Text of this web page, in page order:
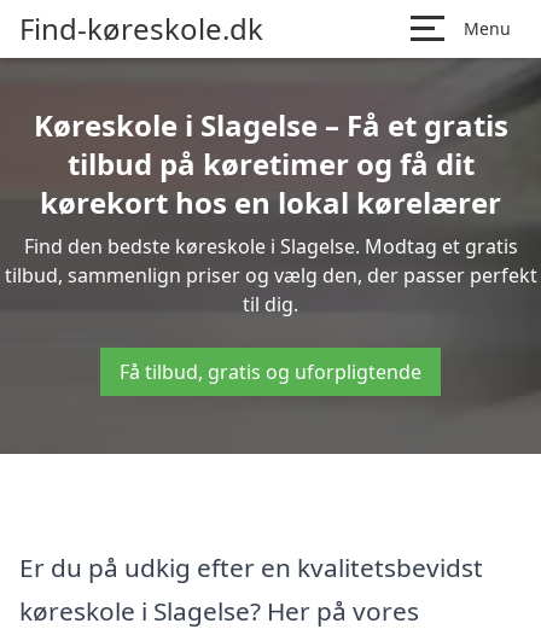
Find-køreskole.dk Menu
Køreskole i Slagelse – Få et gratis
tilbud på køretimer og få dit
kørekort hos en lokal kørelærer
Find den bedste køreskole i Slagelse. Modtag et gratis
tilbud, sammenlign priser og vælg den, der passer perfekt
til dig.
Få tilbud, gratis og uforpligtende
Er du på udkig efter en kvalitetsbevidst
køreskole i Slagelse? Her på vores